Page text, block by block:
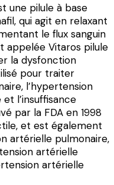
une pilule à base
qui agit en relaxant
le flux sanguin
appelée Vitaros pilule
la dysfonction
pour traiter
l’hypertension
l’insuffisance
par la FDA en 1998
et est également
artérielle pulmonaire,
artérielle
artérielle